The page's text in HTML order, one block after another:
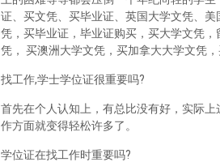
证、买文凭、买毕业证、英国大学文凭、
凭，买毕业证，毕业证购买，买大学文凭
凭， 买澳洲大学文凭，买加拿大大学文凭
找工作,学士学位证很重要吗?
首先在个人认知上，有总比没有好，实际
作方面就变得轻松许多了。
学位证在找工作时重要吗?